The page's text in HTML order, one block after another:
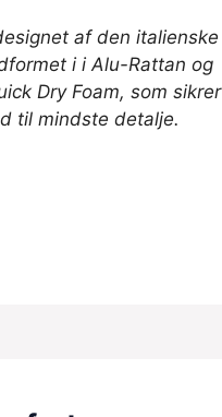
af den italienske
i i Alu-Rattan og
Dry Foam, som sikrer
til mindste detalje.